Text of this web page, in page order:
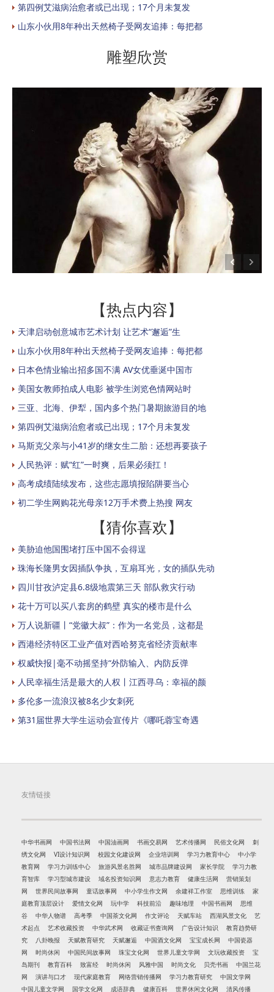
第四例艾滋病治愈者或已出现；17个月未复发
山东小伙用8年种出天然椅子受网友追捧：每把都
雕塑欣赏
【热点内容】
天津启动创意城市艺术计划 让艺术“邂逅”生
山东小伙用8年种出天然椅子受网友追捧：每把都
日本色情业输出招多国不满 AV女优垂涎中国市
美国女教师拍成人电影 被学生浏览色情网站时
三亚、北海、伊犁，国内多个热门暑期旅游目的地
第四例艾滋病治愈者或已出现；17个月未复发
马斯克父亲与小41岁的继女生二胎：还想再要孩子
人民热评：赋“红”一时爽，后果必须扛！
高考成绩陆续发布，这些志愿填报陷阱要当心
初二学生网购花光母亲12万手术费上热搜 网友
【猜你喜欢】
美胁迫他国围堵打压中国不会得逞
珠海长隆男女因插队争执，互扇耳光，女的插队先动
四川甘孜泸定县6.8级地震第三天 部队救灾行动
花十万可以买八套房的鹤壁 真实的楼市是什么
万人说新疆丨“党徽大叔”：作为一名党员，这都是
西港经济特区工业产值对西哈努克省经济贡献率
权威快报|毫不动摇坚持“外防输入、内防反弹
人民幸福生活是最大的人权丨江西寻乌：幸福的颜
多伦多一流浪汉被8名少女刺死
第31届世界大学生运动会宣传片《哪吒蓉宝奇遇
友情链接
中华书画网 中国书法网 中国油画网 书画交易网 艺术传播网 民俗文化网
刺
绣文化网
VI设计知识网 校园文化建设网 企业培训网 学习力教育中心
中小学
教育网
学习力训练中心 旅游风景名胜网 城市品牌建设网 家长学院
学习力教
育智库
学习型城市建设 域名投资知识网 意志力教育 健康生活网
营销策划
网
世界民间故事网 童话故事网 中小学生作文网 余建祥工作室 思维训练
家
庭教育顶层设计
爱情文化网 玩中学 科技前沿 趣味地理 中国书画网
思维
谷
中华人物谱 高考季 中国茶文化网 作文评论 天赋车站 西湖风景文化
艺
术起点
艺术收藏投资 中华武术网 收藏证书查询网 广告设计知识
教育趋势研
究
八卦晚报 天赋教育研究 天赋邂逅 中国酒文化网 宝宝成长网
中国瓷器
网
时尚休闲 中国民间故事网 珠宝文化网 世界儿童文学网 文玩收藏投资
宝
岛期刊
教育百科 致富经 时尚休闲 风雅中国 时尚文化 贝壳书画
中国兰花
网
演讲与口才 现代家庭教育 网络营销传播网 学习力教育研究
中国文学网
中国儿童文学网
国学文化网 成语辞典 健康百科 世界休闲文化网 清风传播